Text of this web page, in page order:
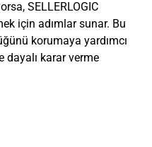
SELLERLOGIC
için adımlar sunar. Bu
korumaya yardımcı
dayalı karar verme